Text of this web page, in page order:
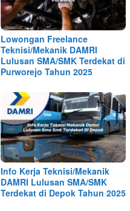
Lowongan Freelance
Teknisi/Mekanik DAMRI
Lulusan SMA/SMK Terdekat di
Purworejo Tahun 2025
Info Kerja Teknisi/Mekanik
DAMRI Lulusan SMA/SMK
Terdekat di Depok Tahun 2025